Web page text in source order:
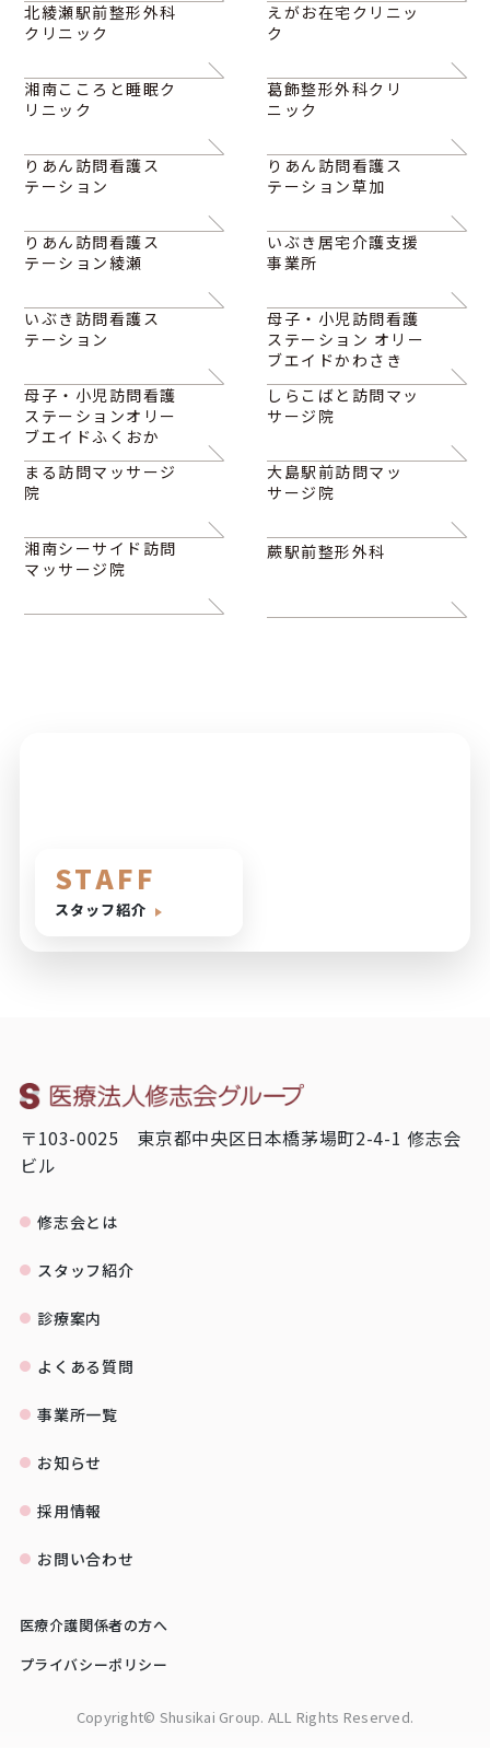
北綾瀬駅前整形外科
クリニック
えがお在宅クリニッ
ク
湘南こころと睡眠ク
リニック
葛飾整形外科クリ
ニック
りあん訪問看護ス
テーション
りあん訪問看護ス
テーション草加
りあん訪問看護ス
テーション綾瀬
いぶき居宅介護支援
事業所
いぶき訪問看護ス
テーション
母子・小児訪問看護
ステーション オリー
ブエイドかわさき
母子・小児訪問看護
ステーションオリー
ブエイドふくおか
しらこばと訪問マッ
サージ院
まる訪問マッサージ
院
大島駅前訪問マッ
サージ院
湘南シーサイド訪問
マッサージ院
蕨駅前整形外科
STAFF
スタッフ紹介
〒103-0025 東京都中央区日本橋茅場町2-4-1 修志会
ビル
修志会とは
スタッフ紹介
診療案内
よくある質問
事業所一覧
お知らせ
採用情報
お問い合わせ
医療介護関係者の方へ
プライバシーポリシー
Copyright© Shusikai Group. ALL Rights Reserved.